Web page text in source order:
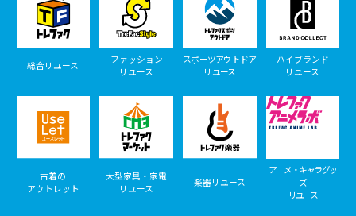
総合リユース
ファッション
リユース
スポーツアウトドア
リユース
ハイブランド
リユース
古着の
アウトレット
大型家具・家電
リユース
楽器リユース
アニメ・キャラグッ
ズ
リユース